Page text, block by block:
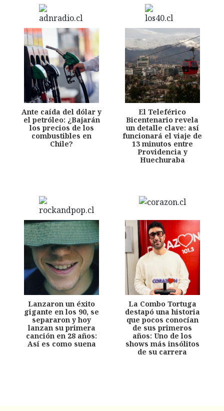
Ante caída del dólar y
el petróleo: ¿Bajarán
los precios de los
combustibles en
Chile?
El Teleférico
Bicentenario revela
un detalle clave: así
funcionará el viaje de
13 minutos entre
Providencia y
Huechuraba
Lanzaron un éxito
gigante en los 90, se
separaron y hoy
lanzan su primera
canción en 28 años:
Así es como suena
La Combo Tortuga
destapó una historia
que pocos conocían
de sus primeros
años: Uno de los
shows más insólitos
de su carrera